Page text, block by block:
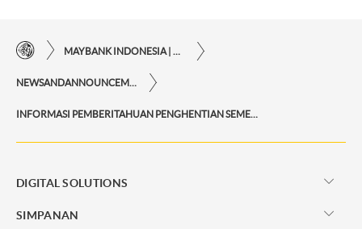
DIGITAL SOLUTIONS
SIMPANAN